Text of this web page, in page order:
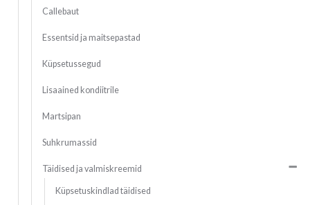
Callebaut
Essentsid ja maitsepastad
Küpsetussegud
Lisaained kondiitrile
Martsipan
Suhkrumassid
Täidised ja valmiskreemid
Küpsetuskindlad täidised